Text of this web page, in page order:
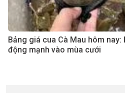
Bảng giá cua Cà Mau hôm nay:
động mạnh vào mùa cưới